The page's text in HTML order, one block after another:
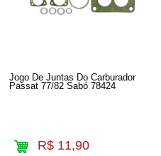
Jogo De Juntas Do Carburador
Passat 77/82 Sabó 78424
R$ 11,90